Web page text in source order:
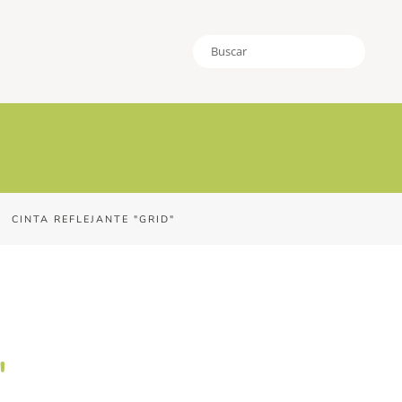
CINTA REFLEJANTE "GRID"